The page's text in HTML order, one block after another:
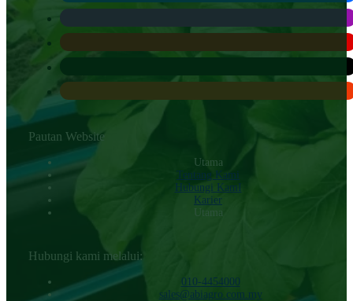
Pautan Website
Utama
Tentang Kami
Hubungi KamI
Karier
Utama
Hubungi kami melalui:
010-4454000‬
sales@abiagro.com.my